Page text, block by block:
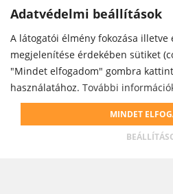
Adatvédelmi beállítások
A látogatói élmény fokozása illetve
megjelenítése érdekében sütiket
"Mindet elfogadom" gombra
használatához. További
MINDET
Adatvédelmi beállítások
A látogatói élmény fokozása illetve
megjelenítése érdekében sütiket
"Mindet elfogadom" gombra
használatához. További
MINDET
teljesebb körű
ELFOGADOM